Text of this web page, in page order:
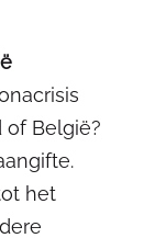
of België?
het